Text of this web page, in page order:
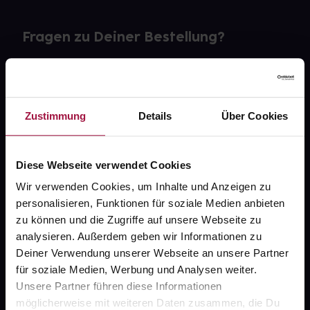
Zustimmung Details Über Cookies
Diese Webseite verwendet Cookies
Wir verwenden Cookies, um Inhalte und Anzeigen zu
personalisieren, Funktionen für soziale Medien anbieten
zu können und die Zugriffe auf unsere Webseite zu
analysieren. Außerdem geben wir Informationen zu
Deiner Verwendung unserer Webseite an unsere Partner
für soziale Medien, Werbung und Analysen weiter.
Unsere Partner führen diese Informationen
möglicherweise mit weiteren Daten zusammen, die Du
Fragen zu Deiner Bestellung?
gesund.de
Über uns
Karriere
Newsletter